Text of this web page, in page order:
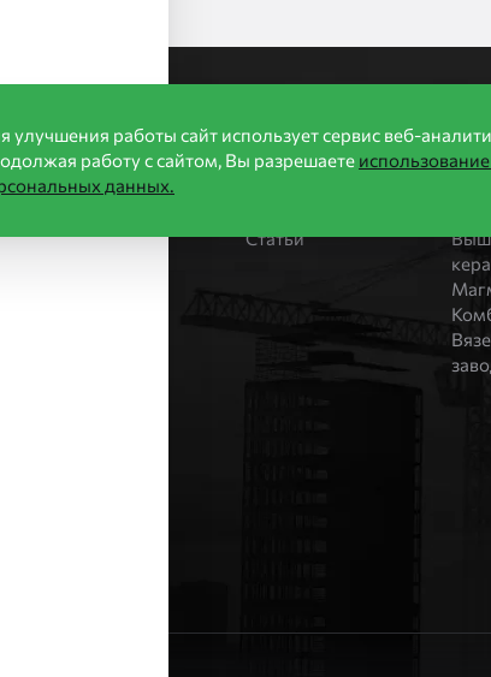
Акции
Статьи
улучшения работы сайт использует сервис веб-
работу с сайтом, Вы разрешаете
данных.